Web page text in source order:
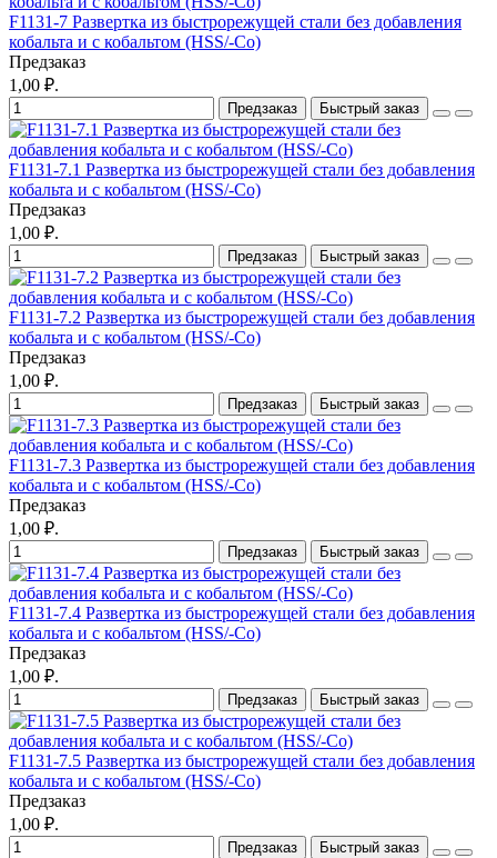
F1131-7 Развертка из быстрорежущей стали без добавления
кобальта и с кобальтом (HSS/-Co)
Предзаказ
1,00 ₽.
Предзаказ Быстрый заказ
F1131-7.1 Развертка из быстрорежущей стали без добавления
кобальта и с кобальтом (HSS/-Co)
Предзаказ
1,00 ₽.
Предзаказ Быстрый заказ
F1131-7.2 Развертка из быстрорежущей стали без добавления
кобальта и с кобальтом (HSS/-Co)
Предзаказ
1,00 ₽.
Предзаказ Быстрый заказ
F1131-7.3 Развертка из быстрорежущей стали без добавления
кобальта и с кобальтом (HSS/-Co)
Предзаказ
1,00 ₽.
Предзаказ Быстрый заказ
F1131-7.4 Развертка из быстрорежущей стали без добавления
кобальта и с кобальтом (HSS/-Co)
Предзаказ
1,00 ₽.
Предзаказ Быстрый заказ
F1131-7.5 Развертка из быстрорежущей стали без добавления
кобальта и с кобальтом (HSS/-Co)
Предзаказ
1,00 ₽.
Предзаказ Быстрый заказ